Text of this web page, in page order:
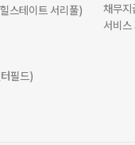
스테이트 서리풀)
필드)
채무지
서비스